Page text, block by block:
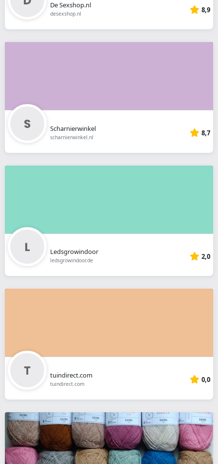
De Sexshop.nl
desexshop.nl 8,9
Scharnierwinkel
scharnierwinkel.nl 8,7
Ledsgrowindoor
ledsgrowindoor.de 2,0
tuindirect.com
tuindirect.com 0,0